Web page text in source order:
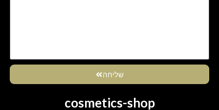
שליחה
cosmetics-shop